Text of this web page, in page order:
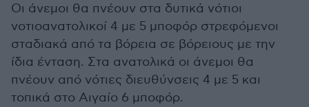
Οι άνεμοι θα πνέουν στα δυτικά νότιοι
νοτιοανατολικοί 4 με 5 μποφόρ στρεφόμενοι
σταδιακά από τα βόρεια σε βόρειους με την
ίδια ένταση. Στα ανατολικά οι άνεμοι θα
πνέουν από νότιες διευθύνσεις 4 με 5 και
τοπικά στο Αιγαίο 6 μποφόρ.